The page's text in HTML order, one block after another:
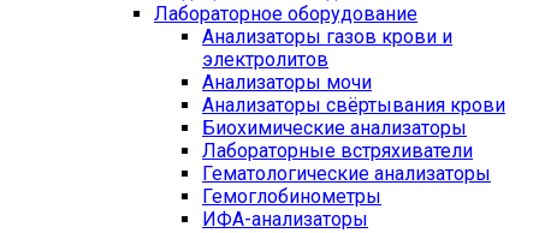
Лабораторное оборудование
Анализаторы газов крови и
электролитов
Анализаторы мочи
Анализаторы свёртывания крови
Биохимические анализаторы
Лабораторные встряхиватели
Гематологические анализаторы
Гемоглобинометры
ИФА-анализаторы